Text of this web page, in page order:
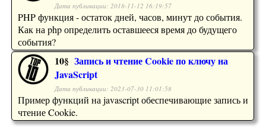
Дата публикации: 2018-11-12 16:19:57
PHP функция - остаток дней, часов, минут до события.
Как на php определить оставшееся время до будущего
события?
10§ Запись и чтение Cookie по ключу на
JavaScript
Дата публикации: 2023-07-30 11:01:58
Пример функций на javascript обеспечивающие запись и
чтение Cookie.